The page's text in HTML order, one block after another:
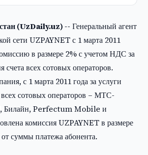
(UzDaily.uz) -- Генеральный агент
сети UZPAYNET с 1 марта 2011
в размере 2% с учетом НДС за
счета всех сотовых операторов.
с 1 марта 2011 года за услуги
сотовых операторов – МТС-
Билайн, Perfectum Mobile и
комиссия UZPAYNET в размере
суммы платежа абонента.